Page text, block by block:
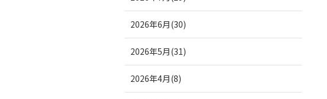
2026年6月(30)
2026年5月(31)
2026年4月(8)